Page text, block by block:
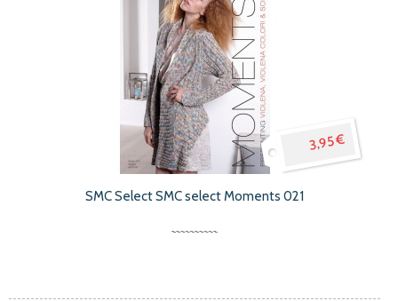
3,95 €
SMC Select SMC select Moments 021